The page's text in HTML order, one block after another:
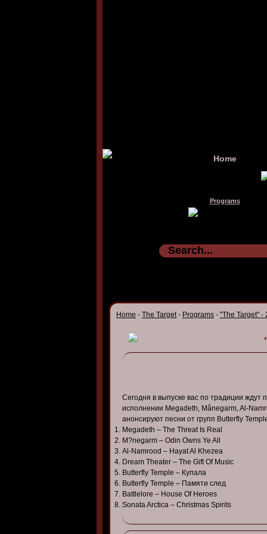
Home
Programs
Home - The Target- Programs - "The Target" -
Сегодня в выпуске вас по традиции
исполнении Megadeth, Månegarm, Al-
анонсируют песни от групп Butterfly
Megadeth – The Threat Is Real
M?negarm – Odin Owns Ye All
Al-Namrood – Hayat Al Khezea
Dream Theater – The Gift Of Music
Butterfly Temple – Купала
Butterfly Temple – Памяти след
Battlelore – House Of Heroes
Sonata Arctica – Christmas Spirits